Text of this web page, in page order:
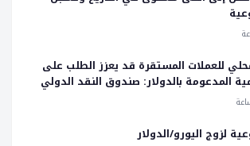
للعملات المستقرة قد يعزز الطلب على
المدعومة بالدولار: صندوق النقد الدولي
لزوج اليورو/الدولار